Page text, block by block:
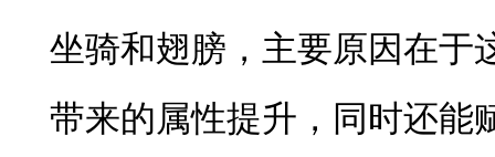
坐骑和翅膀，主要原因在于
带来的属性提升，同时还能